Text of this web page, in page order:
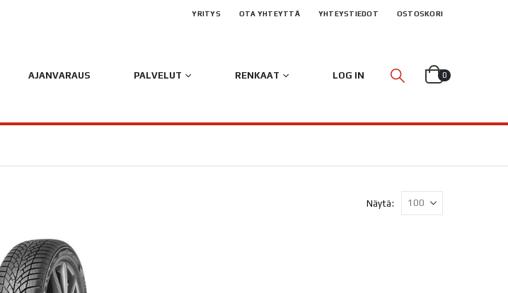
YRITYS OTA YHTEYTTÄ YHTEYSTIEDOT OSTOSKORI
AJANVARAUS PALVELUT RENKAAT LOG IN 0
Näytä: